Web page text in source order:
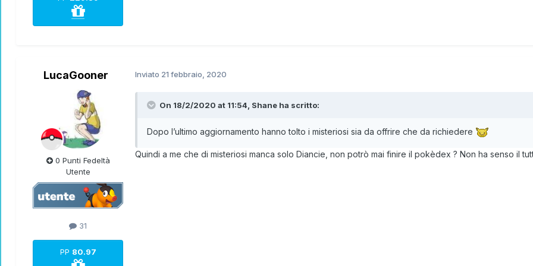
LucaGooner
0 Punti Fedeltà
Utente
31
PP 80.97
Inviato 21 febbraio, 2020
On 18/2/2020 at 11:54, Shane ha scritto:
Dopo l’ultimo aggiornamento hanno tolto i misteriosi sia da offrire che da richiedere
Quindi a me che di misteriosi manca solo Diancie, non potrò mai finire il pokèdex ? Non ha senso il